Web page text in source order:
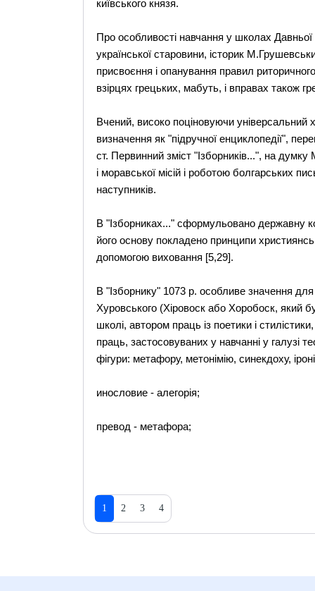
київського князя.
Про особливості навчання у школах
української старовини, історик
присвоєння і опанування правил
взірцях грецьких, мабуть, і вправах також
Вчений, високо поціновуючи універсальний
визначення як "підручної енциклопедії",
ст. Первинний зміст "Ізборників...", на
і моравської місій і роботою болгарських
наступників.
В "Ізборниках..." сформульовано державну
його основу покладено принципи
допомогою виховання [5,29].
В "Ізборнику" 1073 р. особливе значення
Хуровського (Хіровоск або Хоробоск, який
школі, автором праць із поетики і
праць, застосовуваних у навчанні у галузі
фігури: метафору, метонімію, синекдоху,
инословие - алегорія;
превод - метафора;
1 2 3 4